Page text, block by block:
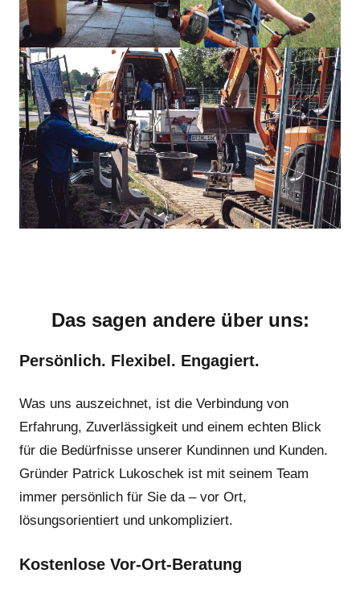
Das sagen andere über uns:
Persönlich. Flexibel. Engagiert.
Was uns auszeichnet, ist die Verbindung von
Erfahrung, Zuverlässigkeit und einem echten Blick
für die Bedürfnisse unserer Kundinnen und Kunden.
Gründer Patrick Lukoschek ist mit seinem Team
immer persönlich für Sie da – vor Ort,
lösungsorientiert und unkompliziert.
Kostenlose Vor-Ort-Beratung